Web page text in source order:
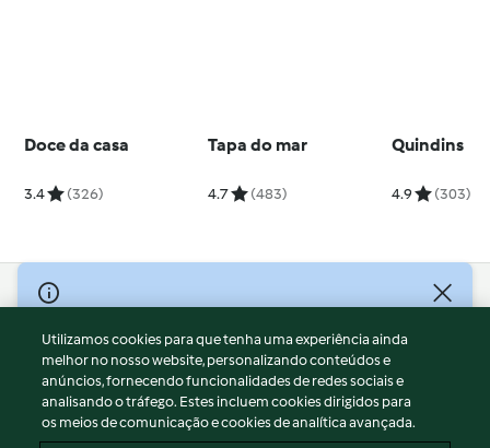
Doce da casa
3.4 (326)
Tapa do mar
4.7 (483)
Quindins
4.9 (303)
© Copyright 2026
Termos de Utilização
Aviso sobre Proteção de Dados
Aviso
Apoio legal
Utilizamos cookies para que tenha uma experiência ainda
melhor no nosso website, personalizando conteúdos e
anúncios, fornecendo funcionalidades de redes sociais e
analisando o tráfego. Estes incluem cookies dirigidos para
os meios de comunicação e cookies de analítica avançada.